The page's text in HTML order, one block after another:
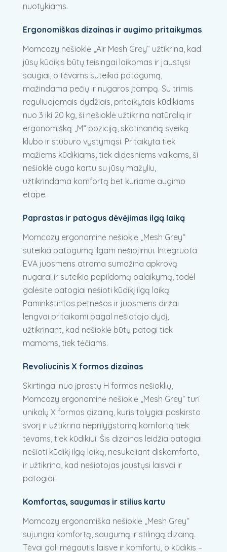
nuotykiams.
Ergonomiškas dizainas ir augimo pritaikymas
Momcozy nešioklė „Air Mesh Grey“ užtikrina, kad
jūsų kūdikis būtų teisingai laikomas ir jaustųsi
saugiai, o tėvams suteikia patogumą,
mažindama pečių ir nugaros įtampą. Su trimis
reguliuojamais dydžiais, pritaikytais kūdikiams
nuo 3 iki 20 kg, ši nešioklė užtikrina natūralią ir
ergonomišką „M“ poziciją, skatinančią sveiką
klubo ir stuburo vystymąsi. Pritaikyta tiek
mažiems kūdikiams, tiek didesniems vaikams, ši
nešioklė auga kartu su jūsų mažyliu,
užtikrindama komfortą bet kuriame augimo
etape.
Paprastas ir patogus dėvėjimas ilgą laiką
Momcozy ergonominė nešioklė „Mesh Grey“
suteikia patogumą ilgam nešiojimui. Integruota
EVA juosmens atrama sumažina apkrovą
nugarai ir suteikia papildomą palaikymą, todėl
galėsite patogiai nešioti kūdikį ilgą laiką.
Paminkštintos petnešos ir juosmens diržai
lengvai pritaikomi pagal nešiotojo dydį,
užtikrinant, kad nešioklė būtų patogi tiek
mamoms, tiek tėčiams.
Revoliucinis X formos dizainas
Skirtingai nuo įprastų H formos nešioklių,
Momcozy ergonominė nešioklė „Mesh Grey“ turi
unikalų X formos dizainą, kuris tolygiai paskirsto
svorį ir užtikrina neprilygstamą komfortą tiek
tėvams, tiek kūdikiui. Šis dizainas leidžia patogiai
nešioti kūdikį ilgą laiką, nesukeliant diskomforto,
ir užtikrina, kad nešiotojas jaustųsi laisvai ir
patogiai.
Komfortas, saugumas ir stilius kartu
Momcozy ergonomiška nešioklė „Mesh Grey“
sujungia komfortą, saugumą ir stilingą dizainą.
Tėvai gali mėgautis laisve ir komfortu, o kūdikis –